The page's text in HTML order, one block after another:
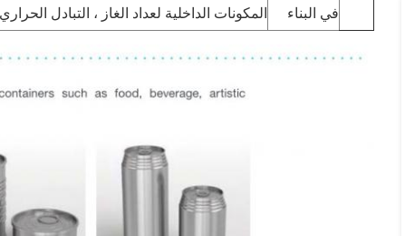
في البناء المكونات الداخلية لعداد الغاز ، التبادل